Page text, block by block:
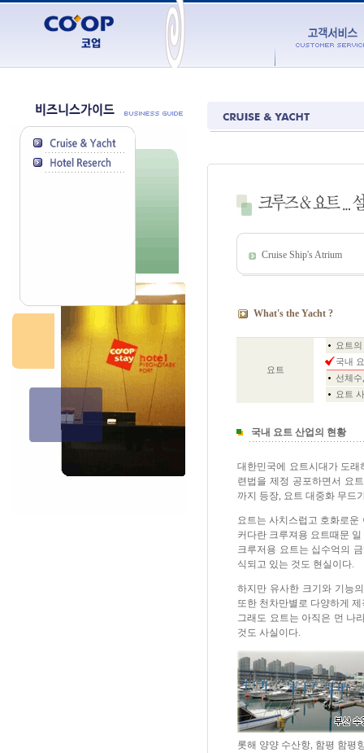
Cruise Ship's Atrium
What's the Yacht ?
요트
요트
국내
선체
요트
국내 요트 산업의 현황
대한민국에 요트시대가 도
련법을 제정 공포하면서 요
까지 등장, 요트 대중화 무드
요트는 사치스럽고 호화로
커다란 크루져용 요트때문 일
크루저용 요트는 십수억의
식되고 있는 것도 현실이다.
하지만 유사한 크기와 기능
또한 천차만별로 다양하게
그래도 요트는 아직은 먼 나
것도 사실이다.
롯해 양양 수산항, 함평 함평